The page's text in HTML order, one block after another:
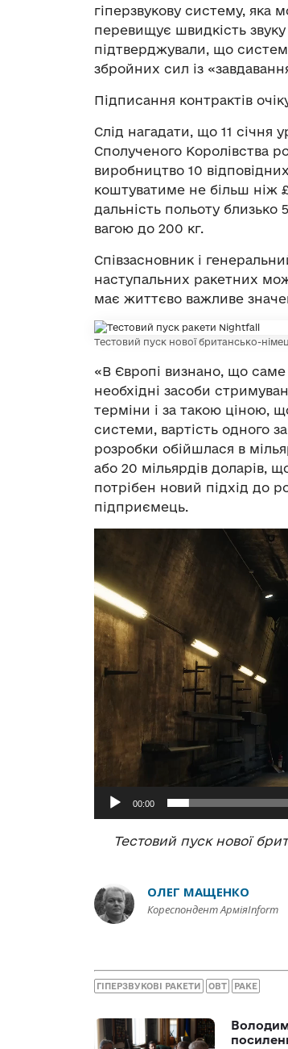
гіперзвукову систему, яка
перевищує швидкість звуку
підтверджували, що
збройних сил із
Підписання контрактів
Слід нагадати, що 11 січня
Сполученого Королівства
виробництво 10
коштуватиме не більш ніж
дальність польоту
вагою до 200 кг.
Співзасновник і
наступальних ракетних
має життєво важливе
Тестовий пуск нової британсько-
«В Європі визнано, що саме
необхідні засоби
терміни і за такою ціною,
системи, вартість одного
розробки обійшлася в
або 20 мільярдів доларів,
потрібен новий підхід до
підприємець.
Відеопрогравач
00:00
Тестовий пуск нової
ОЛЕГ МАЩЕНКО
Кореспондент АрміяInform
ГІПЕРЗВУКОВІ РАКЕТИ ОВТ РАКЕ